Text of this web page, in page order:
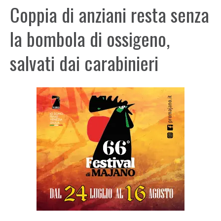
Coppia di anziani resta senza
la bombola di ossigeno,
salvati dai carabinieri